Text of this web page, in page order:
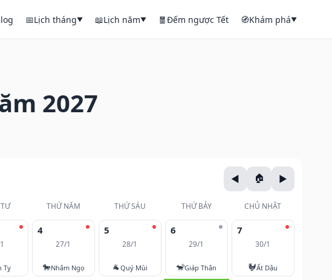
📅Lịch tháng▼ 📖Lịch năm▼ 🧧Đếm ngược Tết 🧭Khám phá▼
2027
THỨ NĂM THỨ SÁU THỨ BẢY CHỦ NHẬT
Tỵ
4
27/1
🐎Nhâm Ngọ
5
28/1
🐐Quý Mùi
6
29/1
🐒Giáp Thân
7
30/1
🐓Ất Dậu